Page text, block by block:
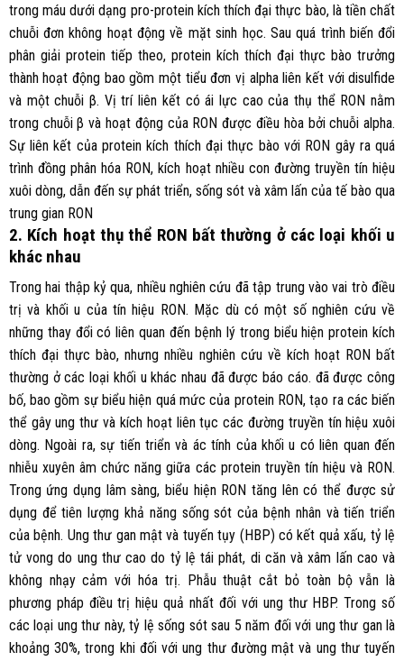
trong máu dưới dạng pro-protein kích thích đại thực bào, là tiền chất
chuỗi đơn không hoạt động về mặt sinh học. Sau quá trình biến đổi
phân giải protein tiếp theo, protein kích thích đại thực bào trưởng
thành hoạt động bao gồm một tiểu đơn vị alpha liên kết với disulfide
và một chuỗi β. Vị trí liên kết có ái lực cao của thụ thể RON nằm
trong chuỗi β và hoạt động của RON được điều hòa bởi chuỗi alpha.
Sự liên kết của protein kích thích đại thực bào với RON gây ra quá
trình đồng phân hóa RON, kích hoạt nhiều con đường truyền tín hiệu
xuôi dòng, dẫn đến sự phát triển, sống sót và xâm lấn của tế bào qua
trung gian RON
2. Kích hoạt thụ thể RON bất thường ở các loại khối u
khác nhau
Trong hai thập kỷ qua, nhiều nghiên cứu đã tập trung vào vai trò điều
trị và khối u của tín hiệu RON. Mặc dù có một số nghiên cứu về
những thay đổi có liên quan đến bệnh lý trong biểu hiện protein kích
thích đại thực bào, nhưng nhiều nghiên cứu về kích hoạt RON bất
thường ở các loại khối u khác nhau đã được báo cáo. đã được công
bố, bao gồm sự biểu hiện quá mức của protein RON, tạo ra các biến
thể gây ung thư và kích hoạt liên tục các đường truyền tín hiệu xuôi
dòng. Ngoài ra, sự tiến triển và ác tính của khối u có liên quan đến
nhiễu xuyên âm chức năng giữa các protein truyền tín hiệu và RON.
Trong ứng dụng lâm sàng, biểu hiện RON tăng lên có thể được sử
dụng để tiên lượng khả năng sống sót của bệnh nhân và tiến triển
của bệnh. Ung thư gan mật và tuyến tụy (HBP) có kết quả xấu, tỷ lệ
tử vong do ung thư cao do tỷ lệ tái phát, di căn và xâm lấn cao và
không nhạy cảm với hóa trị. Phẫu thuật cắt bỏ toàn bộ vẫn là
phương pháp điều trị hiệu quả nhất đối với ung thư HBP. Trong số
các loại ung thư này, tỷ lệ sống sót sau 5 năm đối với ung thư gan là
khoảng 30%, trong khi đối với ung thư đường mật và ung thư tuyến